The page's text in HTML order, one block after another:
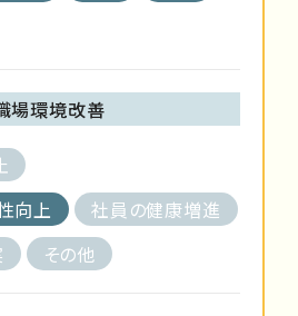
場環境改善
向上
社員の健康増進
その他